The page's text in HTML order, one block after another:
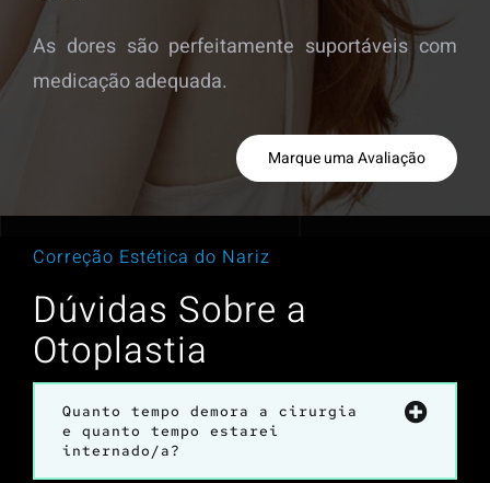
As dores são perfeitamente suportáveis com
medicação adequada.
Marque uma Avaliação
Correção Estética do Nariz
Dúvidas Sobre a
Otoplastia
Quanto tempo demora a cirurgia
e quanto tempo estarei
internado/a?